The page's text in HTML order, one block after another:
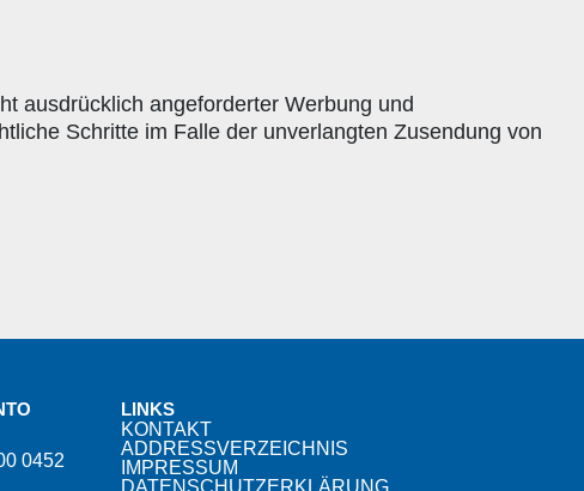
ausdrücklich angeforderter Werbung und
Schritte im Falle der unverlangten Zusendung von
0452
LINKS
KONTAKT
ADDRESSVERZEICHNIS
IMPRESSUM
DATENSCHUTZERKLÄRUNG